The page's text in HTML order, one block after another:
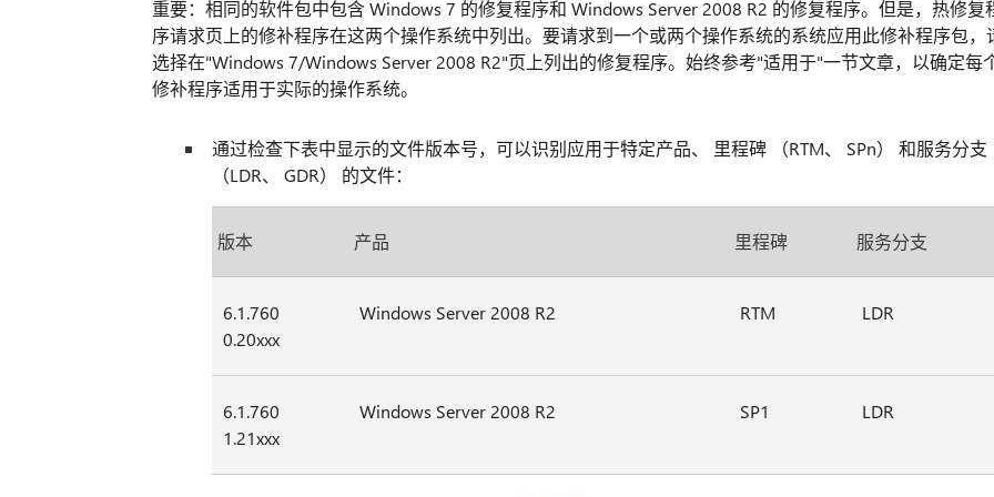
重要：相同的软件包中包含 Windows 7 的修复程序和 Windows Server 2008 R2 的修复程序。但是，热修复
序请求页上的修补程序在这两个操作系统中列出。要请求到一个或两个操作系统的系统应用此修补程序包，
选择在"Windows 7/Windows Server 2008 R2"页上列出的修复程序。始终参考"适用于"一节文章，以确定每
修补程序适用于实际的操作系统。
通过检查下表中显示的文件版本号，可以识别应用于特定产品、 里程碑 （RTM、 SPn） 和服务分支
（LDR、 GDR） 的文件：
版本 产品 里程碑 服务分支
6.1.760
0.20xxx
Windows Server 2008 R2 RTM LDR
6.1.760
1.21xxx
Windows Server 2008 R2 SP1 LDR